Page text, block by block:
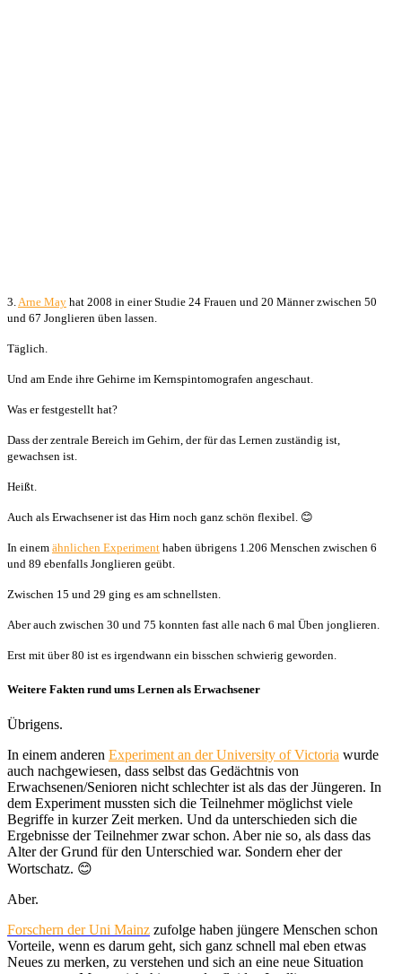
3. Arne May hat 2008 in einer Studie 24 Frauen und 20 Männer zwischen 50
und 67 Jonglieren üben lassen.
Täglich.
Und am Ende ihre Gehirne im Kernspintomografen angeschaut.
Was er festgestellt hat?
Dass der zentrale Bereich im Gehirn, der für das Lernen zuständig ist,
gewachsen ist.
Heißt.
Auch als Erwachsener ist das Hirn noch ganz schön flexibel. 😊
In einem ähnlichen Experiment haben übrigens 1.206 Menschen zwischen 6
und 89 ebenfalls Jonglieren geübt.
Zwischen 15 und 29 ging es am schnellsten.
Aber auch zwischen 30 und 75 konnten fast alle nach 6 mal Üben jonglieren.
Erst mit über 80 ist es irgendwann ein bisschen schwierig geworden.
Weitere Fakten rund ums Lernen als Erwachsener
Übrigens.
In einem anderen Experiment an der University of Victoria wurde
auch nachgewiesen, dass selbst das Gedächtnis von
Erwachsenen/Senioren nicht schlechter ist als das der Jüngeren. In
dem Experiment mussten sich die Teilnehmer möglichst viele
Begriffe in kurzer Zeit merken. Und da unterschieden sich die
Ergebnisse der Teilnehmer zwar schon. Aber nie so, als dass das
Alter der Grund für den Unterschied war. Sondern eher der
Wortschatz. 😊
Aber.
Forschern der Uni Mainz zufolge haben jüngere Menschen schon
Vorteile, wenn es darum geht, sich ganz schnell mal eben etwas
Neues zu merken, zu verstehen und sich an eine neue Situation